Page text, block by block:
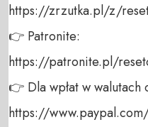
https://zrzutka.pl/z/
👉 Patronite:
https://patronite.pl/
👉 Dla wpłat w walutach
https://